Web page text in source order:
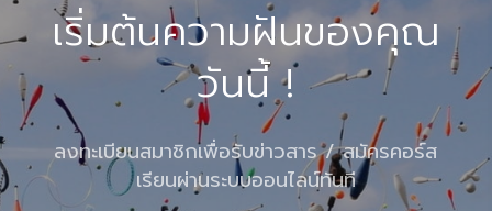
เริ่มต้นความฝันของคุณ
วันนี้ !
ลงทะเบียนสมาชิกเพื่อรับข่าวสาร / สมัครคอร์ส
เรียนผ่านระบบออนไลน์ทันที